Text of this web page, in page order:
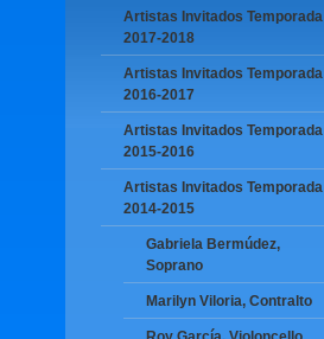
Artistas Invitados Temporada
2017-2018
Artistas Invitados Temporada
2016-2017
Artistas Invitados Temporada
2015-2016
Artistas Invitados Temporada
2014-2015
Gabriela Bermúdez,
Soprano
Marilyn Viloria, Contralto